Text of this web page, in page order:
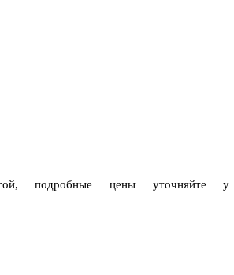
подробные цены